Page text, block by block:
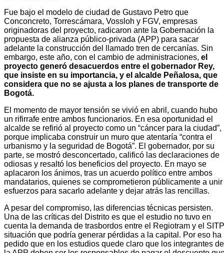
Fue bajo el modelo de ciudad de Gustavo Petro que
Conconcreto, Torrescámara, Vossloh y FGV, empresas
originadoras del proyecto, radicaron ante la Gobernación la
propuesta de alianza público-privada (APP) para sacar
adelante la construcción del llamado tren de cercanías. Sin
embargo, este año, con el cambio de administraciones, el
proyecto generó desacuerdos entre el gobernador Rey,
que insiste en su importancia, y el alcalde Peñalosa, que
considera que no se ajusta a los planes de transporte de
Bogotá.
El momento de mayor tensión se vivió en abril, cuando hubo
un rifirrafe entre ambos funcionarios. En esa oportunidad el
alcalde se refirió al proyecto como un “cáncer para la ciudad”,
porque implicaba construir un muro que atentaría “contra el
urbanismo y la seguridad de Bogotá”. El gobernador, por su
parte, se mostró desconcertado, calificó las declaraciones de
odiosas y resaltó los beneficios del proyecto. En mayo se
aplacaron los ánimos, tras un acuerdo político entre ambos
mandatarios, quienes se comprometieron públicamente a unir
esfuerzos para sacarlo adelante y dejar atrás las rencillas.
A pesar del compromiso, las diferencias técnicas persisten.
Una de las críticas del Distrito es que el estudio no tuvo en
cuenta la demanda de trasbordos entre el Regiotram y el
situación que podría generar pérdidas a la capital. Por eso ha
pedido que en los estudios quede claro que los integrantes de